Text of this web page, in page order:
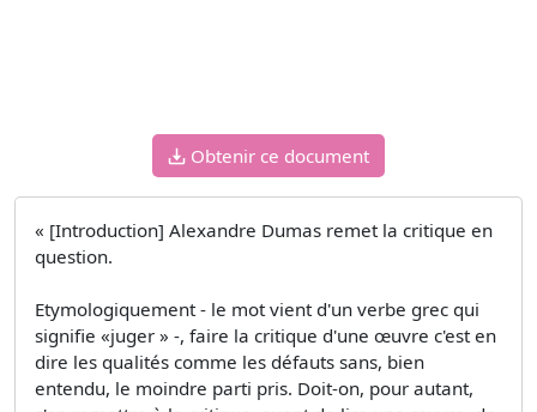
Obtenir ce document
« [Introduction] Alexandre Dumas remet la critique en
question.
Etymologiquement - le mot vient d'un verbe grec qui
signifie «juger » -, faire la critique d'une œuvre c'est en
dire les qualités comme les défauts sans, bien
entendu, le moindre parti pris. Doit-on, pour autant,